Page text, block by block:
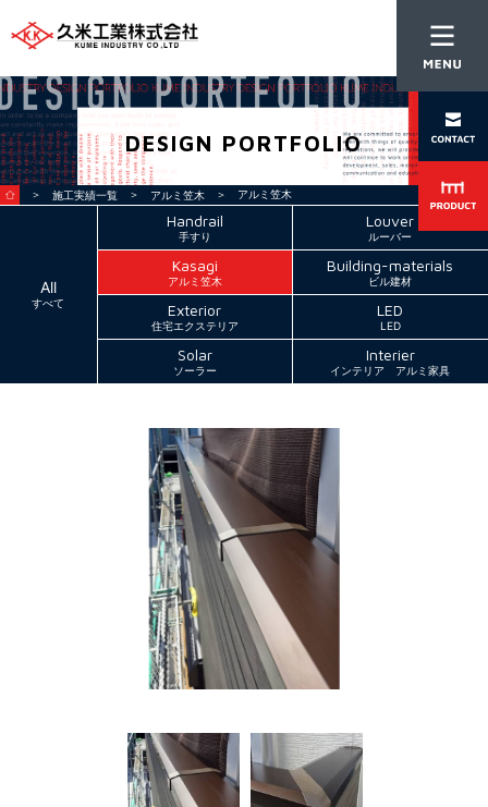
DESIGN PORTFOLIO
＞ 施工実績一覧 ＞ アルミ笠木 ＞ アルミ笠木
All
すべて
Handrail
手すり
Louver
ルーバー
Kasagi
アルミ笠木
Building-materials
ビル建材
Exterior
住宅エクステリア
LED
LED
Solar
ソーラー
Interier
インテリア アルミ家具